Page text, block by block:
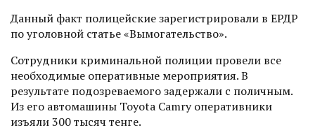
Данный факт полицейские зарегистрировали в ЕРДР
по уголовной статье «Вымогательство».
Сотрудники криминальной полиции провели все
необходимые оперативные мероприятия. В
результате подозреваемого задержали с поличным.
Из его автомашины Toyota Сamry оперативники
изъяли 300 тысяч тенге.